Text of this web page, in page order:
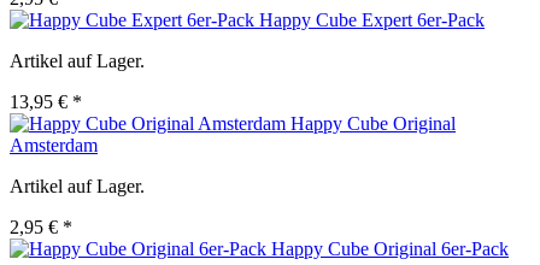
Happy Cube Expert 6er-Pack
Artikel auf Lager.
13,95 € *
Happy Cube Original
Amsterdam
Artikel auf Lager.
2,95 € *
Happy Cube Original 6er-Pack